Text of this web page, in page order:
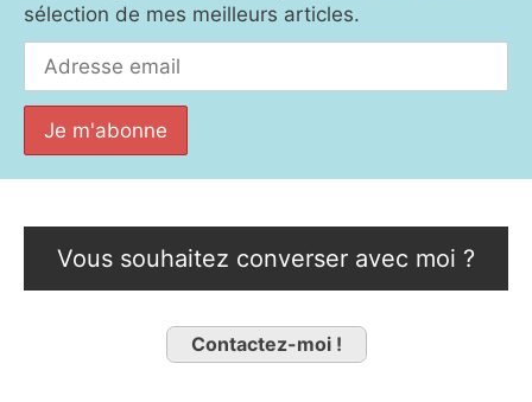
sélection de mes meilleurs articles.
Vous souhaitez converser avec moi ?
Contactez-moi !